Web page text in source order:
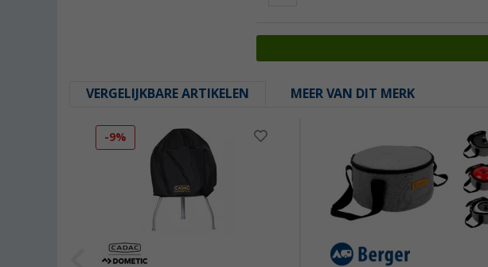
VERGELIJKBARE ARTIKELEN MEER VAN DIT MERK
-9%